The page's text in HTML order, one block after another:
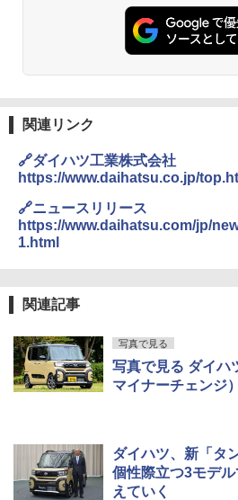
関連リンク
🔗ダイハツ工業株式会社
https://www.daihatsu.co.jp/
🔗ニュースリリース
https://www.daihatsu.com/jp/
1.html
関連記事
写真で見る
写真で見る ダイハ
マイナーチェンジ）
ダイハツ、新「タ
個性際立つ3モデ
えていく